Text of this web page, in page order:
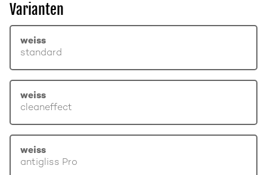
Varianten
weiss
standard
weiss
cleaneffect
weiss
antigliss Pro